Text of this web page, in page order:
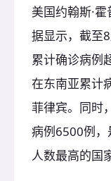
美国约翰斯·
据显示，截至
累计确诊病例
在东南亚累计
菲律宾。同时
病例6500例，
人数最高的国